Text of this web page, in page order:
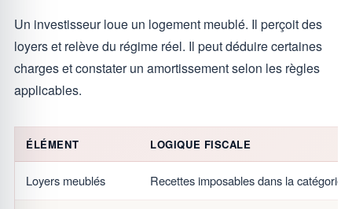
Un investisseur loue un logement meublé. Il perçoit des
loyers et relève du régime réel. Il peut déduire certaines
charges et constater un amortissement selon les règles
applicables.
ÉLÉMENT LOGIQUE FISCALE
Loyers meublés Recettes imposables dans la catégorie